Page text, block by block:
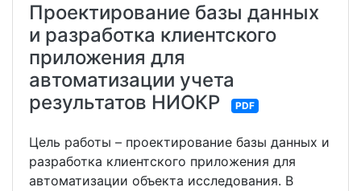
Проектирование базы данных
и разработка клиентского
приложения для
автоматизации учета
результатов НИОКР
PDF
Цель работы – проектирование базы данных и
разработка клиентского приложения для
автоматизации объекта исследования. В